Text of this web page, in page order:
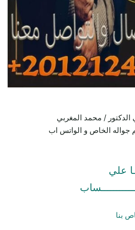
الدكتور / محمد المغربي
جواله الخاص و الواتس اب
علي
بنا